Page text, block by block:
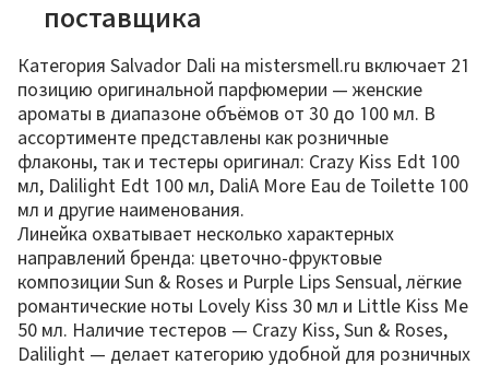
поставщика
Категория Salvador Dali на mistersmell.ru включает 21
позицию оригинальной парфюмерии — женские
ароматы в диапазоне объёмов от 30 до 100 мл. В
ассортименте представлены как розничные
флаконы, так и тестеры оригинал: Crazy Kiss Edt 100
мл, Dalilight Edt 100 мл, DaliA More Eau de Toilette 100
мл и другие наименования.
Линейка охватывает несколько характерных
направлений бренда: цветочно-фруктовые
композиции Sun & Roses и Purple Lips Sensual, лёгкие
романтические ноты Lovely Kiss 30 мл и Little Kiss Me
50 мл. Наличие тестеров — Crazy Kiss, Sun & Roses,
Dalilight — делает категорию удобной для розничных